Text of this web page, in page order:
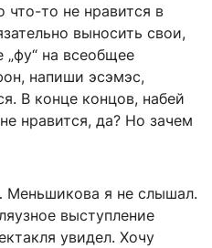
что-то не нравится в
выносить свои,
на всеобщее
напиши эсэмэс,
В конце концов, набей
нравится, да? Но зачем
Меньшикова я не слышал.
выступление
увидел. Хочу